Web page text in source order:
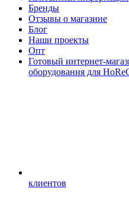
Бренды
Отзывы о магазине
Блог
Наши проекты
Опт
Готовый интернет-
оборудования для
клиентов